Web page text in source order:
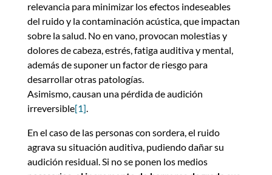
relevancia para minimizar los efectos indeseables
del ruido y la contaminación acústica, que impactan
sobre la salud. No en vano, provocan molestias y
dolores de cabeza, estrés, fatiga auditiva y mental,
además de suponer un factor de riesgo para
desarrollar otras patologías.
Asimismo, causan una pérdida de audición
irreversible[1].
En el caso de las personas con sordera, el ruido
agrava su situación auditiva, pudiendo dañar su
audición residual. Si no se ponen los medios